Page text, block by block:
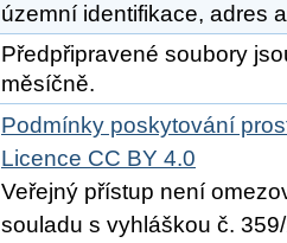
územní identifikace, adres
Předpřipravené soubory
měsíčně.
Podmínky poskytování
Licence CC BY 4.0
Veřejný přístup není
souladu s vyhláškou č.